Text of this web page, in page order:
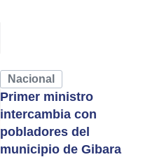
Nacional
Primer ministro
intercambia con
pobladores del
municipio de Gibara